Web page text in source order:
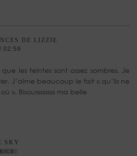
DE LIZZIE
02:59
les teintes sont assez sombres. Je
J’aime beaucoup le fait « qu’ils ne
». Bisoussssssss ma belle
SKY